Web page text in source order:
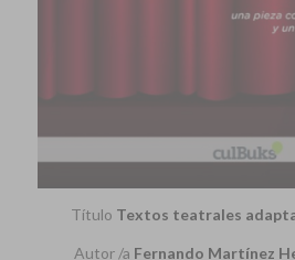
Título Textos teatrales
Autor /a Fernando Martínez